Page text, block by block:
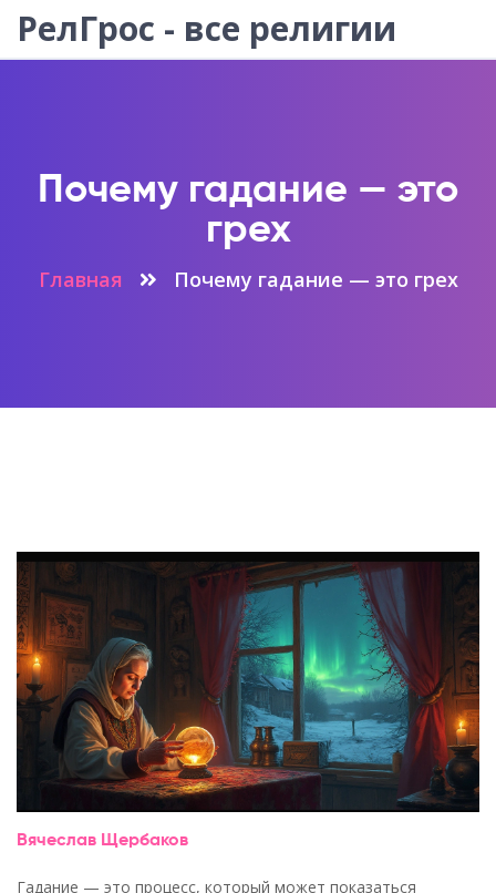
РелГрос - все религии
Почему гадание — это
грех
Главная Почему гадание — это грех
Вячеслав Щербаков
Гадание — это процесс, который может показаться